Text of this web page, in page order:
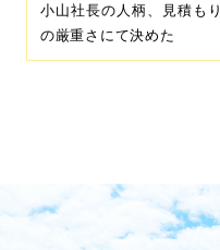
小山社長の人柄、見積もり
の厳重さにて決めた